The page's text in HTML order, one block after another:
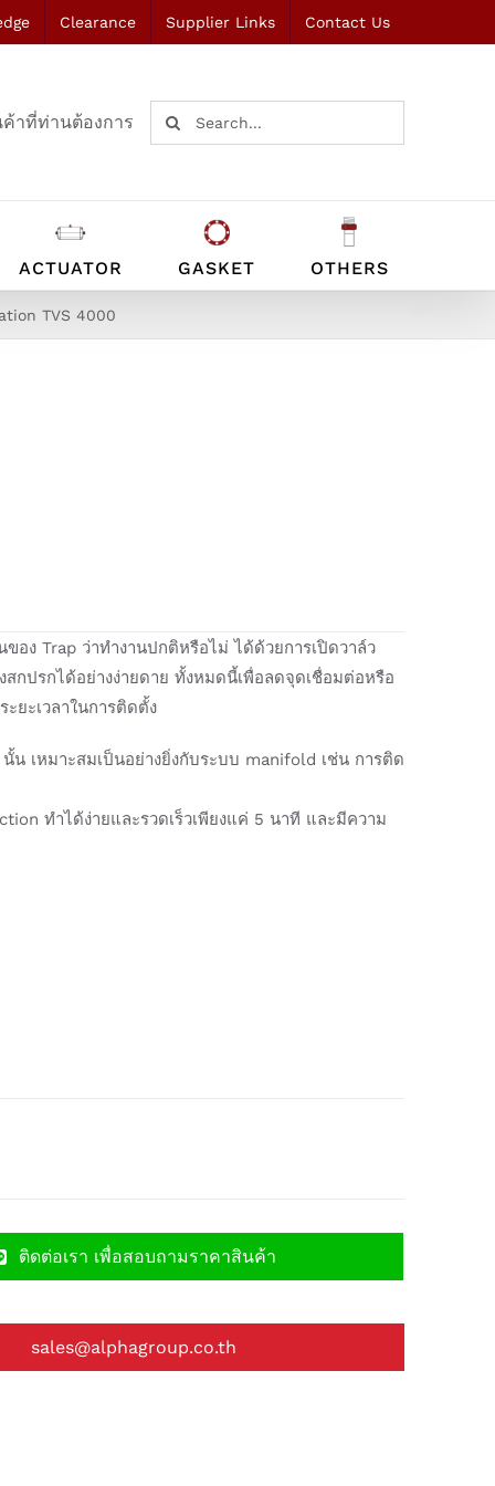
Clearance Supplier Links Contact Us
าที่ท่านต้องการ
Search
for:
ACTUATOR GASKET OTHERS
TVS 4000
อง Trap ว่าทำงานปกติหรือไม่ ได้ด้วยการเปิดวาล์ว
ปรกได้อย่างง่ายดาย ทั้งหมดนี้เพื่อลดจุดเชื่อมต่อหรือ
ยะเวลาในการติดตั้ง
เหมาะสมเป็นอย่างยิ่งกับระบบ manifold เช่น การติด
ทำได้ง่ายและรวดเร็วเพียงแค่ 5 นาที และมีความ
ติดต่อเรา เพื่อสอบถามราคาสินค้า
sales@alphagroup.co.th